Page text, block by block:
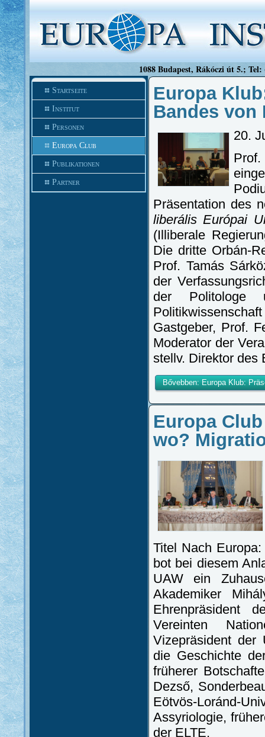
1088 Budapest, Rákóczi út 5.;
Startseite
Institut
Personen
Europa Club
Publikationen
Partner
Europa
Bandes von
20.
Präsentation des
liberális Európai
(Illiberale
Die dritte Orbán-
Prof. Tamás
der
der Politologe
Gastgeber, Prof.
Moderator der
stellv. Direktor des
Bővebben: Europa Klub:
Europa
wo?
Titel Nach
bot bei diesem
UAW ein
Akademiker
Ehrenpräsident
Vereinten
Vizepräsident der
die Geschichte
früherer
Dezső,
Eötvös-
Assyriologie,
der ELTE.